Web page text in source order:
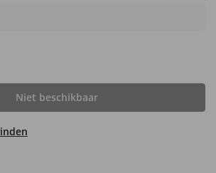
Niet beschikbaar